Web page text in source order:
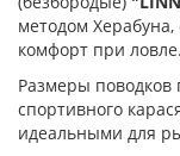
методом
комфорт при ловле.
Размеры поводков
спортивного
идеальными для